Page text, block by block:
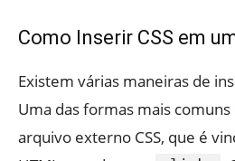
Como Inserir CSS em
Existem várias maneiras de
Uma das formas mais
arquivo externo CSS, que é